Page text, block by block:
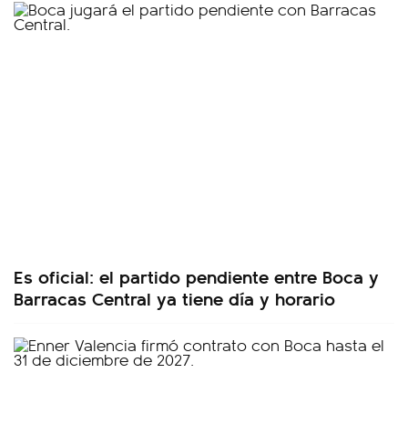
Es oficial: el partido pendiente entre Boca y
Barracas Central ya tiene día y horario